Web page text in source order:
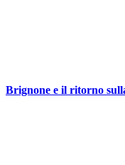
Brignone e il ritorno